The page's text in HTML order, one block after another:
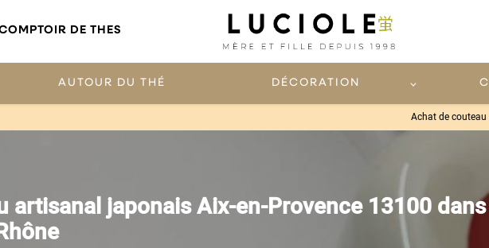
DE THES
AUTOUR DU THÉ DÉCORATION
Achat de
artisanal japonais Aix-en-Provence 13100 dans